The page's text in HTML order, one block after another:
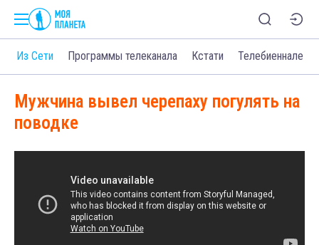
Из Сети Программы телеканала Кстати Телебиеннале
Мужчина вывел черепаху погулять на
поводке